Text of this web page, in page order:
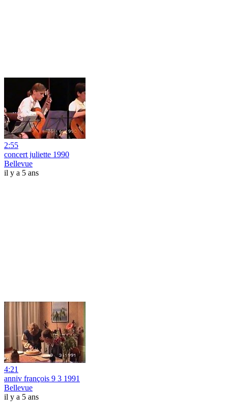
2:55
concert juliette 1990
Bellevue
il y a 5 ans
4:21
anniv françois 9 3 1991
Bellevue
il y a 5 ans